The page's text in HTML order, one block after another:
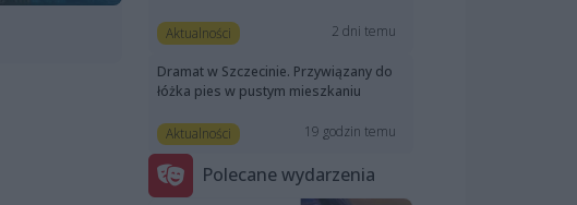
Aktualności 2 dni temu
Dramat w Szczecinie. Przywiązany do
łóżka pies w pustym mieszkaniu
Aktualności 19 godzin temu
Polecane wydarzenia